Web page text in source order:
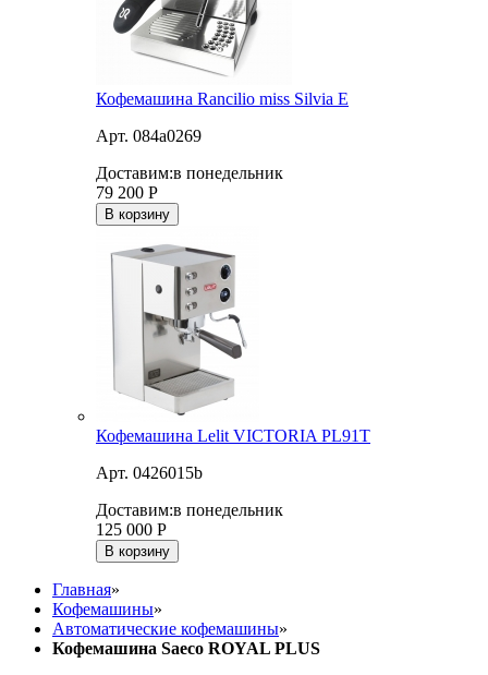
Кофемашина Rancilio miss Silvia E
Арт. 084a0269
Доставим:в понедельник
79 200 Р
В корзину
Кофемашина Lelit VICTORIA PL91T
Арт. 0426015b
Доставим:в понедельник
125 000 Р
В корзину
Главная»
Кофемашины»
Автоматические кофемашины»
Кофемашина Saeco ROYAL PLUS